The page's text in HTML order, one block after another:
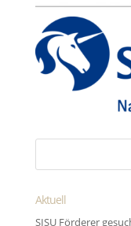
Aktuell
SISU Förderer